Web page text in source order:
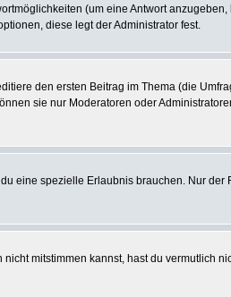
(um eine Antwort
diese legt der Administrator fest.
den ersten Beitrag im Thema (die
sie nur Moderatoren oder
eine spezielle Erlaubnis brauchen. Nur der
mitstimmen kannst, hast du vermutlich